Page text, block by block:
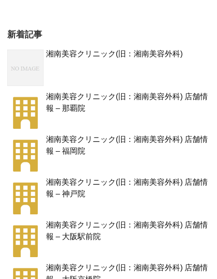
新着記事
湘南美容クリニック(旧：湘南美容外科)
湘南美容クリニック(旧：湘南美容外科) 店舗情
報 – 那覇院
湘南美容クリニック(旧：湘南美容外科) 店舗情
報 – 福岡院
湘南美容クリニック(旧：湘南美容外科) 店舗情
報 – 神戸院
湘南美容クリニック(旧：湘南美容外科) 店舗情
報 – 大阪駅前院
湘南美容クリニック(旧：湘南美容外科) 店舗情